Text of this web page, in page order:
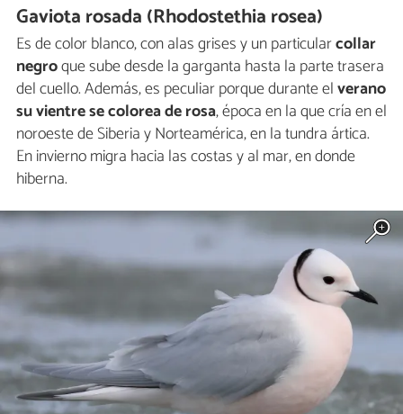
Gaviota rosada (Rhodostethia rosea)
Es de color blanco, con alas grises y un particularcollar
negroque sube desde la garganta hasta la parte trasera
del cuello. Además, es peculiar porque durante elverano
su vientre se colorea de rosa, época en la que cría en el
noroeste de Siberia y Norteamérica, en la tundra ártica.
En invierno migra hacia las costas y al mar, en donde
hiberna.